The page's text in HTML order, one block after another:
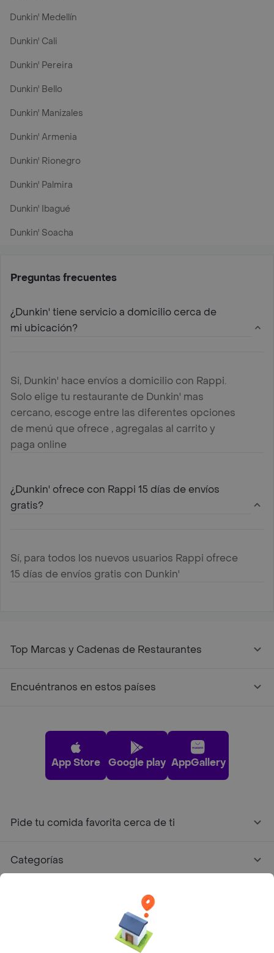
Dunkin' Medellín
Dunkin' Cali
Dunkin' Pereira
Dunkin' Bello
Dunkin' Manizales
Dunkin' Armenia
Dunkin' Rionegro
Dunkin' Palmira
Dunkin' Ibagué
Dunkin' Soacha
Preguntas frecuentes
¿Dunkin' tiene servicio a domicilio cerca de
mi ubicación?
Si, Dunkin' hace envíos a domicilio con Rappi.
Solo elige tu restaurante de Dunkin' mas
cercano, escoge entre las diferentes opciones
de menú que ofrece , agregalas al carrito y
paga online
¿Dunkin' ofrece con Rappi 15 días de envíos
gratis?
Sí, para todos los nuevos usuarios Rappi ofrece
15 días de envíos gratis con Dunkin'
Top Marcas y Cadenas de Restaurantes
Encuéntranos en estos países
App Store Google play AppGallery
Pide tu comida favorita cerca de ti
Categorías